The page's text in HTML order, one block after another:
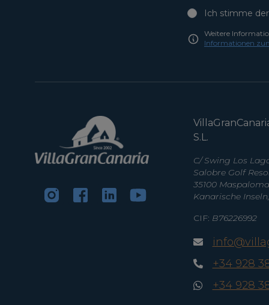
Ich stimme
Weitere
Informationen
S.L.
C/ Swing Los
Salobre Golf
35100
Kanarische
CIF: B76226992
+34 928
+34 928